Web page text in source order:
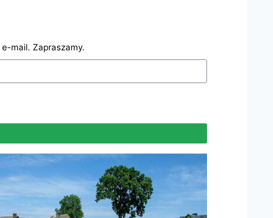
mail. Zapraszamy.